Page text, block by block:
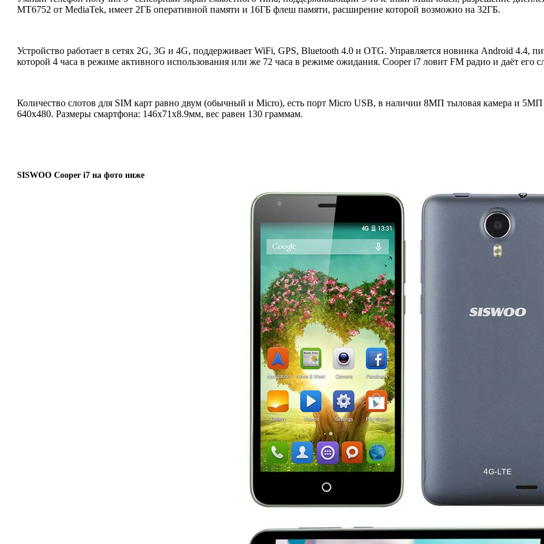
MT6752 от MediaTek, имеет 2ГБ оперативной памяти и 16ГБ флеш памяти, расширение которой возможно на 32ГБ.
Устройство работает в сетях 2G, 3G и 4G, поддерживает WiFi, GPS, Bluetooth 4.0 и OTG. Управляется новинка Android 4.4,
которой 4 часа в режиме активного использования или же 72 часа в режиме ожидания. Cooper i7 ловит FM радио и даёт его
Количество слотов для SIM карт равно двум (обычный и Micro), есть порт Micro USB, в наличии 8МП тыловая камера и
640x480. Размеры смартфона: 146x71x8.9мм, вес равен 130 граммам.
SISWOO Cooper i7 на фото ниже